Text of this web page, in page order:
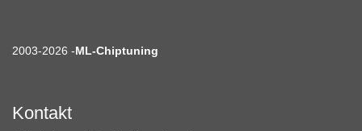
2003-2026 -ML-Chiptuning
Kontakt